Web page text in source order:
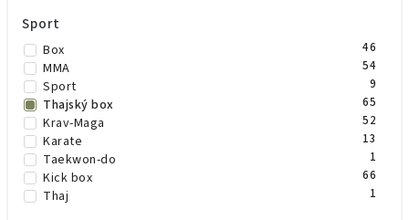
Sport
Box 46
MMA 54
Sport 9
Thajský box 65
Krav-Maga 52
Karate 13
Taekwon-do 1
Kick box 66
Thaj 1